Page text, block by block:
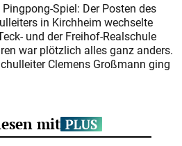
Spiel: Der Posten des
in Kirchheim wechselte
und der Freihof-Realschule
war plötzlich alles ganz anders.
Clemens Großmann ging